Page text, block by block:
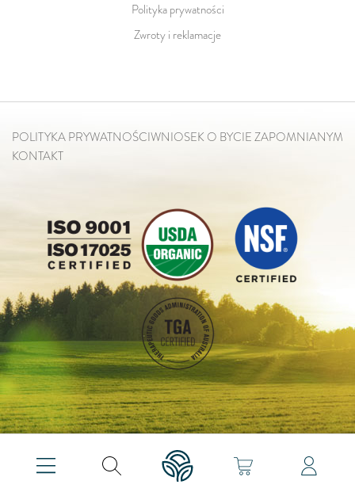
Polityka prywatności
Zwroty i reklamacje
POLITYKA PRYWATNOŚCIWNIOSEK O BYCIE ZAPOMNIANYM
KONTAKT